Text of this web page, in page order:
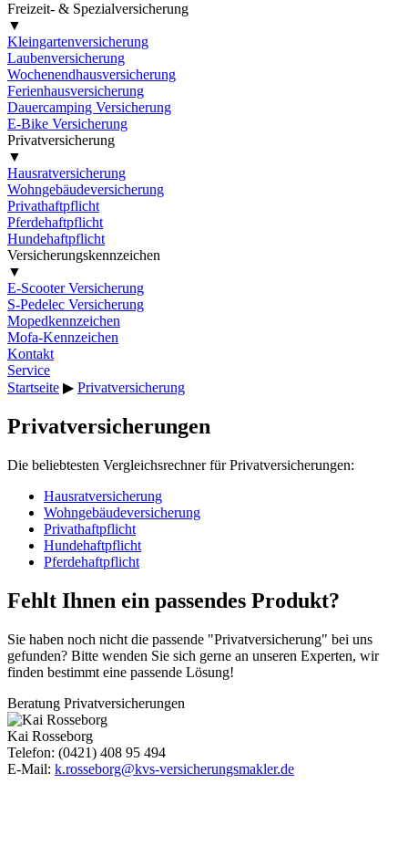
Freizeit- & Spezialversicherung
▼
Kleingartenversicherung
Laubenversicherung
Wochenendhausversicherung
Ferienhausversicherung
Dauercamping Versicherung
E-Bike Versicherung
Privatversicherung
▼
Hausratversicherung
Wohngebäudeversicherung
Privathaftpflicht
Pferdehaftpflicht
Hundehaftpflicht
Versicherungskennzeichen
▼
E-Scooter Versicherung
S-Pedelec Versicherung
Mopedkennzeichen
Mofa-Kennzeichen
Kontakt
Service
Startseite ▶ Privatversicherung
Privatversicherungen
Die beliebtesten Vergleichsrechner für Privatversicherungen:
Hausratversicherung
Wohngebäudeversicherung
Privathaftpflicht
Hundehaftpflicht
Pferdehaftpflicht
Fehlt Ihnen ein passendes Produkt?
Sie haben noch nicht die passende "Privatversicherung" bei uns
gefunden? Bitte wenden Sie sich gerne an unseren Experten, wir
finden bestimmt eine passende Lösung!
Beratung Privatversicherungen
Kai Rosseborg
Telefon: (0421) 408 95 494
E-Mail: k.rosseborg@kvs-versicherungsmakler.de